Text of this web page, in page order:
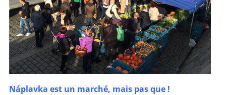
Náplavka est un marché, mais pas que !